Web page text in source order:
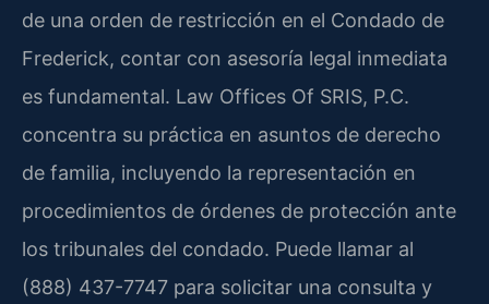
de una orden de restricción en el Condado de
Frederick, contar con asesoría legal inmediata
es fundamental. Law Offices Of SRIS, P.C.
concentra su práctica en asuntos de derecho
de familia, incluyendo la representación en
procedimientos de órdenes de protección ante
los tribunales del condado. Puede llamar al
(888) 437-7747 para solicitar una consulta y